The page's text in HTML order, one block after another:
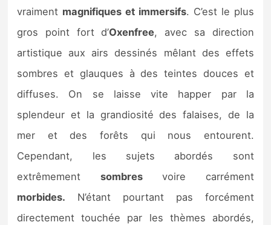
vraiment magnifiques et immersifs. C’est le plus
gros point fort d’Oxenfree, avec sa direction
artistique aux airs dessinés mêlant des effets
sombres et glauques à des teintes douces et
diffuses. On se laisse vite happer par la
splendeur et la grandiosité des falaises, de la
mer et des forêts qui nous entourent.
Cependant, les sujets abordés sont
extrêmement sombresvoire carrément
morbides. N’étant pourtant pas forcément
directement touchée par les thèmes abordés,